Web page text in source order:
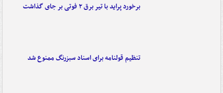
برخورد پراید با تیر برق ۲ فوتی بر جای گذاشت
تنظیم قولنامه برای اسناد سبزرنگ ممنوع شد